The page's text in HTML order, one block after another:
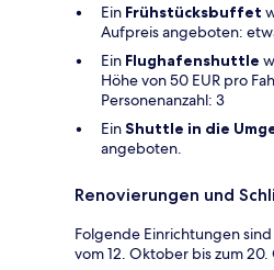
Ein Frühstücksbuffet
Aufpreis angeboten:
Ein Flughafenshuttle
Höhe von 50 EUR pro
Personenanzahl: 3
EinShuttle in die
angeboten.
Renovierungen und
Folgende Einrichtungen
vom 12. Oktober bis zum